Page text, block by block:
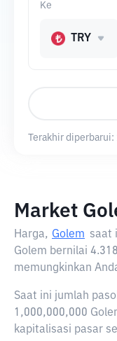
Ke
TRY
Terakhir diperbarui:
Market
Harga, Golem saat
Golem bernilai
memungkinkan
Saat ini jumlah
1,000,000,000
kapitalisasi pasar